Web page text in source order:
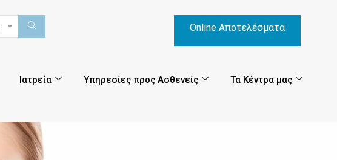
Online Αποτελέσματα
Ιατρεία Υπηρεσίες προς Ασθενείς Τα Κέντρα μας